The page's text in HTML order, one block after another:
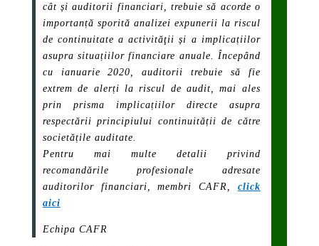
cât și auditorii financiari, trebuie să acorde o
importanță sporită analizei expunerii la riscul
de continuitate a activităţii și a implicațiilor
asupra situațiilor financiare anuale. Începând
cu ianuarie 2020, auditorii trebuie să fie
extrem de alerți la riscul de audit, mai ales
prin prisma implicațiilor directe asupra
respectării principiului continuității de către
societățile auditate.
Pentru mai multe detalii privind
recomandările profesionale adresate
auditorilor financiari, membri CAFR, click
aici
Echipa CAFR